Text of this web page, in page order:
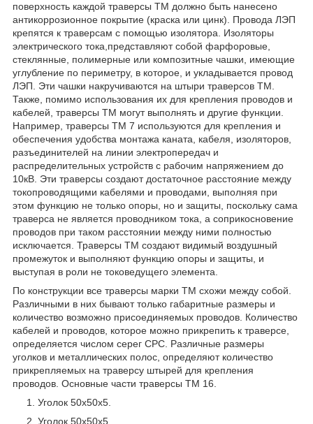
поверхность каждой траверсы ТМ должно быть нанесено
антикоррозионное покрытие (краска или цинк). Провода ЛЭП
крепятся к траверсам с помощью изолятора. Изоляторы
электрического тока,представляют собой фарфоровые,
стеклянные, полимерные или композитные чашки, имеющие
углубление по периметру, в которое, и укладывается провод
ЛЭП. Эти чашки накручиваются на штыри траверсов ТМ.
Также, помимо использования их для крепления проводов и
кабелей, траверсы ТМ могут выполнять и другие функции.
Например, траверсы ТМ 7 используются для крепления и
обеспечения удобства монтажа каната, кабеля, изоляторов,
разъединителей на линии электропередач и
распределительных устройств с рабочим напряжением до
10кВ. Эти траверсы создают достаточное расстояние между
токопроводящими кабелями и проводами, выполняя при
этом функцию не только опоры, но и защиты, поскольку сама
траверса не является проводником тока, а соприкосновение
проводов при таком расстоянии между ними полностью
исключается. Траверсы ТМ создают видимый воздушный
промежуток и выполняют функцию опоры и защиты, и
выступая в роли не токоведущего элемента.
По конструкции все траверсы марки ТМ схожи между собой.
Различными в них бывают только габаритные размеры и
количество возможно присоединяемых проводов. Количество
кабелей и проводов, которое можно прикрепить к траверсе,
определяется числом серег СРС. Различные размеры
уголков и металлических полос, определяют количество
прикрепляемых на траверсу штырей для крепления
проводов. Основные части траверсы ТМ 16.
Уголок 50х50х5.
Уголок 50х50х5.